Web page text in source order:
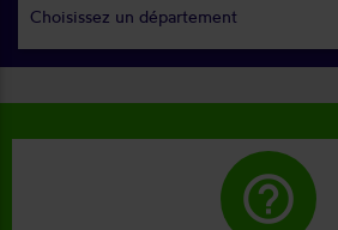
Choisissez un département
help_outline